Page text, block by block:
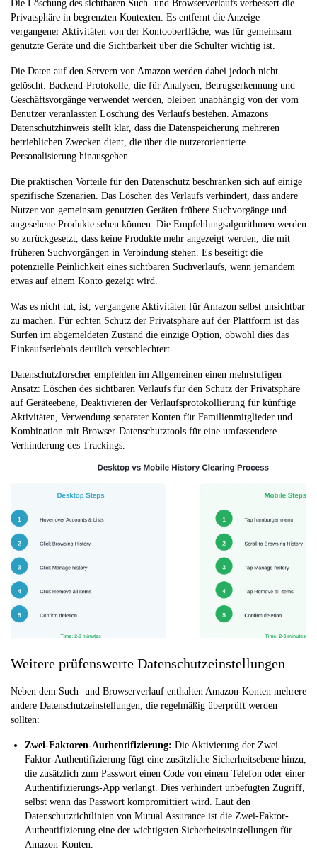
Die Löschung des sichtbaren Such- und Browserverlaufs verbessert die
Privatsphäre in begrenzten Kontexten. Es entfernt die Anzeige
vergangener Aktivitäten von der Kontooberfläche, was für gemeinsam
genutzte Geräte und die Sichtbarkeit über die Schulter wichtig ist.
Die Daten auf den Servern von Amazon werden dabei jedoch nicht
gelöscht. Backend-Protokolle, die für Analysen, Betrugserkennung und
Geschäftsvorgänge verwendet werden, bleiben unabhängig von der vom
Benutzer veranlassten Löschung des Verlaufs bestehen. Amazons
Datenschutzhinweis stellt klar, dass die Datenspeicherung mehreren
betrieblichen Zwecken dient, die über die nutzerorientierte
Personalisierung hinausgehen.
Die praktischen Vorteile für den Datenschutz beschränken sich auf einige
spezifische Szenarien. Das Löschen des Verlaufs verhindert, dass andere
Nutzer von gemeinsam genutzten Geräten frühere Suchvorgänge und
angesehene Produkte sehen können. Die Empfehlungsalgorithmen werden
so zurückgesetzt, dass keine Produkte mehr angezeigt werden, die mit
früheren Suchvorgängen in Verbindung stehen. Es beseitigt die
potenzielle Peinlichkeit eines sichtbaren Suchverlaufs, wenn jemandem
etwas auf einem Konto gezeigt wird.
Was es nicht tut, ist, vergangene Aktivitäten für Amazon selbst unsichtbar
zu machen. Für echten Schutz der Privatsphäre auf der Plattform ist das
Surfen im abgemeldeten Zustand die einzige Option, obwohl dies das
Einkaufserlebnis deutlich verschlechtert.
Datenschutzforscher empfehlen im Allgemeinen einen mehrstufigen
Ansatz: Löschen des sichtbaren Verlaufs für den Schutz der Privatsphäre
auf Geräteebene, Deaktivieren der Verlaufsprotokollierung für künftige
Aktivitäten, Verwendung separater Konten für Familienmitglieder und
Kombination mit Browser-Datenschutztools für eine umfassendere
Verhinderung des Trackings.
Weitere prüfenswerte Datenschutzeinstellungen
Neben dem Such- und Browserverlauf enthalten Amazon-Konten mehrere
andere Datenschutzeinstellungen, die regelmäßig überprüft werden
sollten:
Zwei-Faktoren-Authentifizierung: Die Aktivierung der Zwei-
Faktor-Authentifizierung fügt eine zusätzliche Sicherheitsebene hinzu,
die zusätzlich zum Passwort einen Code von einem Telefon oder einer
Authentifizierungs-App verlangt. Dies verhindert unbefugten Zugriff,
selbst wenn das Passwort kompromittiert wird. Laut den
Datenschutzrichtlinien von Mutual Assurance ist die Zwei-Faktor-
Authentifizierung eine der wichtigsten Sicherheitseinstellungen für
Amazon-Konten.